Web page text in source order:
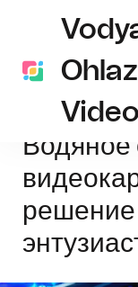
Главная водяное
Водяное
решение